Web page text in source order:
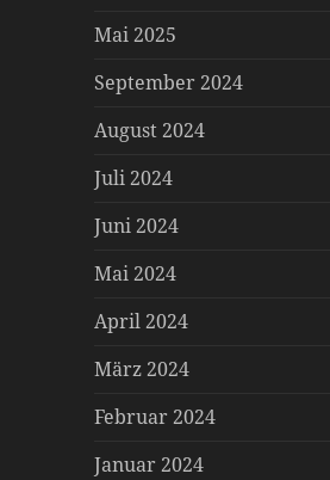
Mai 2025
September 2024
August 2024
Juli 2024
Juni 2024
Mai 2024
April 2024
März 2024
Februar 2024
Januar 2024